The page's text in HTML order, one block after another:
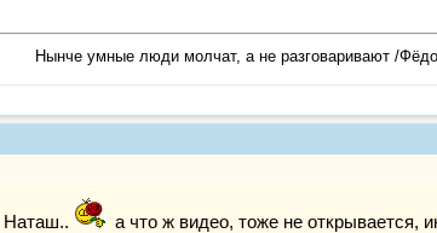
Нынче умные люди молчат, а не разговаривают /
Наташ.. а что ж видео, тоже не открывается,